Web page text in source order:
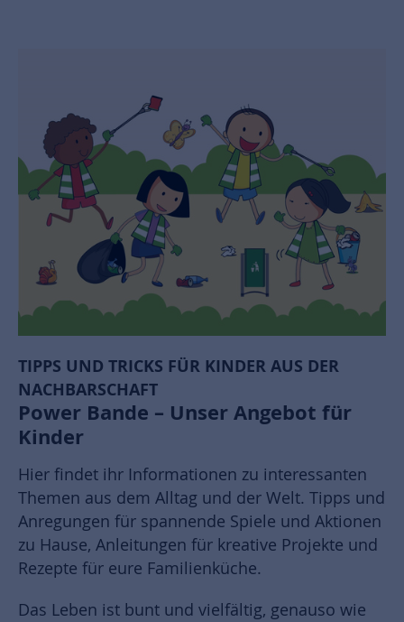
TIPPS UND TRICKS FÜR KINDER AUS DER
NACHBARSCHAFT
Power Bande – Unser Angebot für
Kinder
Hier findet ihr Informationen zu interessanten
Themen aus dem Alltag und der Welt. Tipps und
Anregungen für spannende Spiele und Aktionen
zu Hause, Anleitungen für kreative Projekte und
Rezepte für eure Familienküche.
Das Leben ist bunt und vielfältig, genauso wie